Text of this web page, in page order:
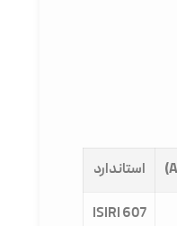
استاندارد
ISIRI 607